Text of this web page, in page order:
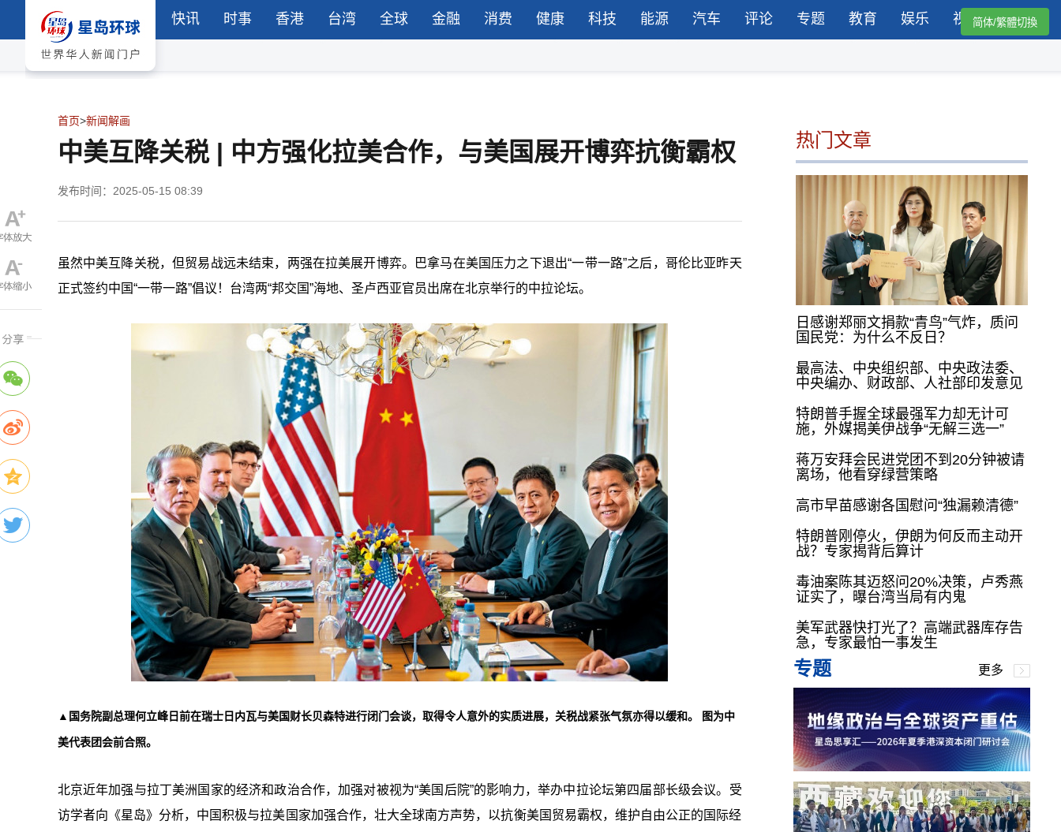
快讯 时事 香港 台湾 全球 金融 消费 健康 科技 能源 汽车 评论 专题 教育 娱乐 视频简体/繁體切換
首页>新闻解画
中美互降关税 | 中方强化拉美合作，与美国展开博弈抗衡霸权
发布时间：2025-05-15 08:39
虽然中美互降关税，但贸易战远未结束，两强在拉美展开博弈。巴拿马在美国压力之下退出“一带一路”之后，哥伦比亚昨天
正式签约中国“一带一路”倡议！台湾两“邦交国”海地、圣卢西亚官员出席在北京举行的中拉论坛。
▲国务院副总理何立峰日前在瑞士日内瓦与美国财长贝森特进行闭门会谈，取得令人意外的实质进展，关税战紧张气氛亦得以缓和。 图为中
美代表团会前合照。
北京近年加强与拉丁美洲国家的经济和政治合作，加强对被视为“美国后院”的影响力，举办中拉论坛第四届部长级会议。受
访学者向《星岛》分析，中国积极与拉美国家加强合作，壮大全球南方声势，以抗衡美国贸易霸权，维护自由公正的国际经
热门文章
日感谢郑丽文捐款“青鸟”气炸，质问
国民党：为什么不反日？
最高法、中央组织部、中央政法委、
中央编办、财政部、人社部印发意见
特朗普手握全球最强军力却无计可
施，外媒揭美伊战争“无解三选一”
蒋万安拜会民进党团不到20分钟被请
离场，他看穿绿营策略
高市早苗感谢各国慰问“独漏赖清德”
特朗普刚停火，伊朗为何反而主动开
战？专家揭背后算计
毒油案陈其迈怒问20%决策，卢秀燕
证实了，曝台湾当局有内鬼
美军武器快打光了？高端武器库存告
急，专家最怕一事发生
专题 更多